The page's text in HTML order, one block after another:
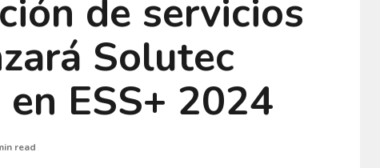
de servicios
Solutec
en ESS+ 2024
read